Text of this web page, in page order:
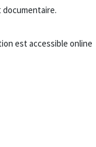
est accessible online